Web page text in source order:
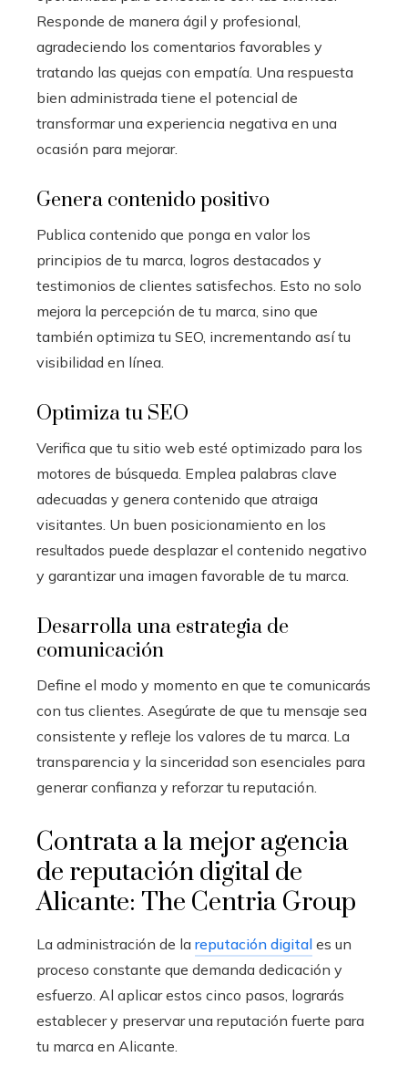
Responde de manera ágil y profesional,
agradeciendo los comentarios favorables y
tratando las quejas con empatía. Una respuesta
bien administrada tiene el potencial de
transformar una experiencia negativa en una
ocasión para mejorar.
Genera contenido positivo
Publica contenido que ponga en valor los
principios de tu marca, logros destacados y
testimonios de clientes satisfechos. Esto no solo
mejora la percepción de tu marca, sino que
también optimiza tu SEO, incrementando así tu
visibilidad en línea.
Optimiza tu SEO
Verifica que tu sitio web esté optimizado para los
motores de búsqueda. Emplea palabras clave
adecuadas y genera contenido que atraiga
visitantes. Un buen posicionamiento en los
resultados puede desplazar el contenido negativo
y garantizar una imagen favorable de tu marca.
Desarrolla una estrategia de
comunicación
Define el modo y momento en que te comunicarás
con tus clientes. Asegúrate de que tu mensaje sea
consistente y refleje los valores de tu marca. La
transparencia y la sinceridad son esenciales para
generar confianza y reforzar tu reputación.
Contrata a la mejor agencia
de reputación digital de
Alicante: The Centria Group
La administración de la reputación digital es un
proceso constante que demanda dedicación y
esfuerzo. Al aplicar estos cinco pasos, lograrás
establecer y preservar una reputación fuerte para
tu marca en Alicante.